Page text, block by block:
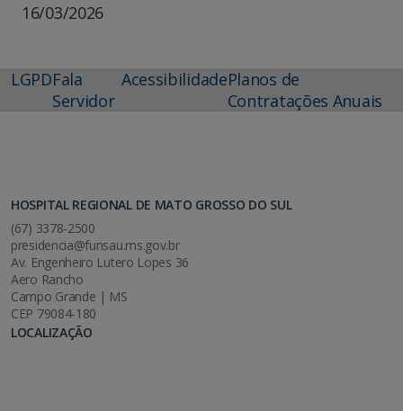
16/03/2026
LGPDFala
Servidor
AcessibilidadePlanos de
Contratações Anuais
HOSPITAL REGIONAL DE MATO GROSSO DO SUL
(67) 3378-2500
presidencia@funsau.ms.gov.br
Av. Engenheiro Lutero Lopes 36
Aero Rancho
Campo Grande | MS
CEP 79084-180
LOCALIZAÇÃO